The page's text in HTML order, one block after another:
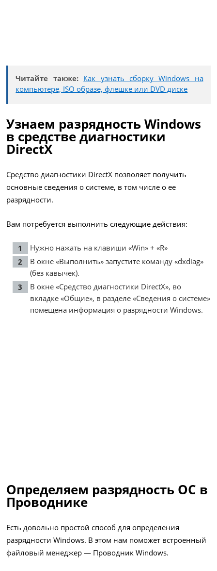
Читайте также: Как узнать сборку Windows на
компьютере, ISO образе, флешке или DVD диске
Узнаем разрядность Windows
в средстве диагностики
DirectX
Средство диагностики DirectX позволяет получить
основные сведения о системе, в том числе о ее
разрядности.
Вам потребуется выполнить следующие действия:
Нужно нажать на клавиши «Win» + «R»
В окне «Выполнить» запустите команду «dxdiag»
(без кавычек).
В окне «Средство диагностики DirectX», во
вкладке «Общие», в разделе «Сведения о системе»
помещена информация о разрядности Windows.
Определяем разрядность ОС в
Проводнике
Есть довольно простой способ для определения
разрядности Windows. В этом нам поможет встроенный
файловый менеджер — Проводник Windows.